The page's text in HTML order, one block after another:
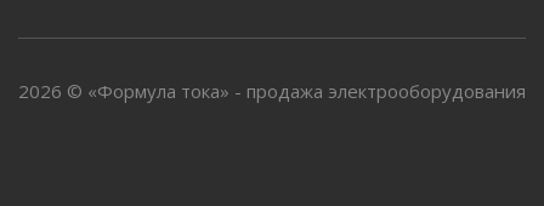
2026 © «Формула тока» - продажа электрооборудования